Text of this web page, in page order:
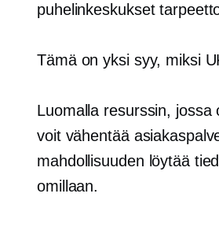
puhelinkeskukset
Tämä on yksi syy, miksi
Luomalla resurssin,
voit vähentää
mahdollisuuden löytää
omillaan.